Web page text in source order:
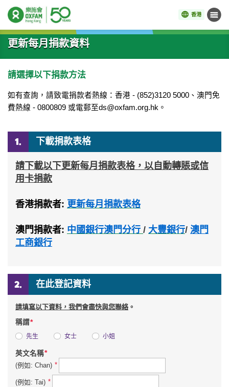
香港 目錄
開始主要內容
更新每月捐款資料
請選擇以下捐款方法
如有查詢，請致電捐款者熱線：香港 - (852)3120 5000 、澳門免
費熱線 - 0800809 或電郵至ds@oxfam.org.hk 。
下載捐款表格
請下載以下更新每月捐款表格，以自動轉賬或信
用卡捐款
香港捐款者: 更新每月捐款表格
澳門捐款者: 中國銀行澳門分行 / 大豐銀行/ 澳門
工商銀行
在此登記資料
請填寫以下資料，我們會盡快與您聯絡 。
稱謂*
先生 女士 小姐
英文名稱*
(例如: Chan) *
(例如: Tai) *